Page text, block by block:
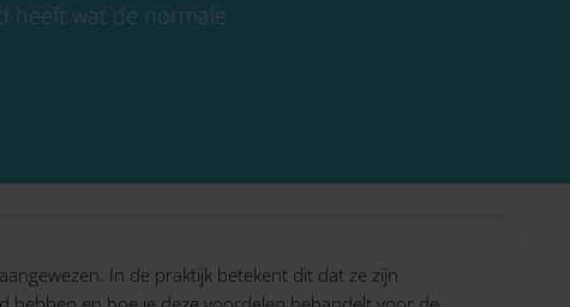
heeft wat de normale
In de praktijk betekent dit dat ze zijn